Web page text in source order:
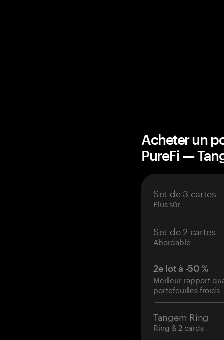
Acheter un
PureFi —
Set de 3 cartes
Plus sûr
Set de 2 cartes
Abordable
2e lot à -50 %
Meilleur rapport
portefeuilles froids
Tangem Ring
Ring & 2 cards